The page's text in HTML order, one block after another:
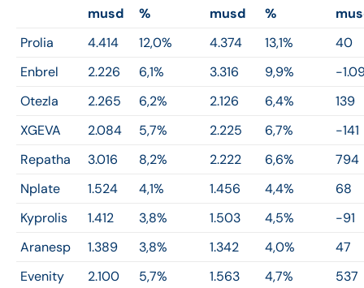
musd
% musd %
Prolia
4.414 12,0% 4.374 13,1%
40
Enbrel
2.226 6,1% 3.316 9,9%
-
Otezla
2.265 6,2% 2.126 6,4%
139
XGEVA
2.084 5,7% 2.225 6,7%
-141
Repatha
3.016 8,2% 2.222 6,6%
794
Nplate
1.524 4,1% 1.456 4,4%
68
Kyprolis
1.412 3,8% 1.503 4,5%
-91
Aranesp
1.389 3,8% 1.342 4,0%
47
Evenity
2.100 5,7% 1.563 4,7% 537